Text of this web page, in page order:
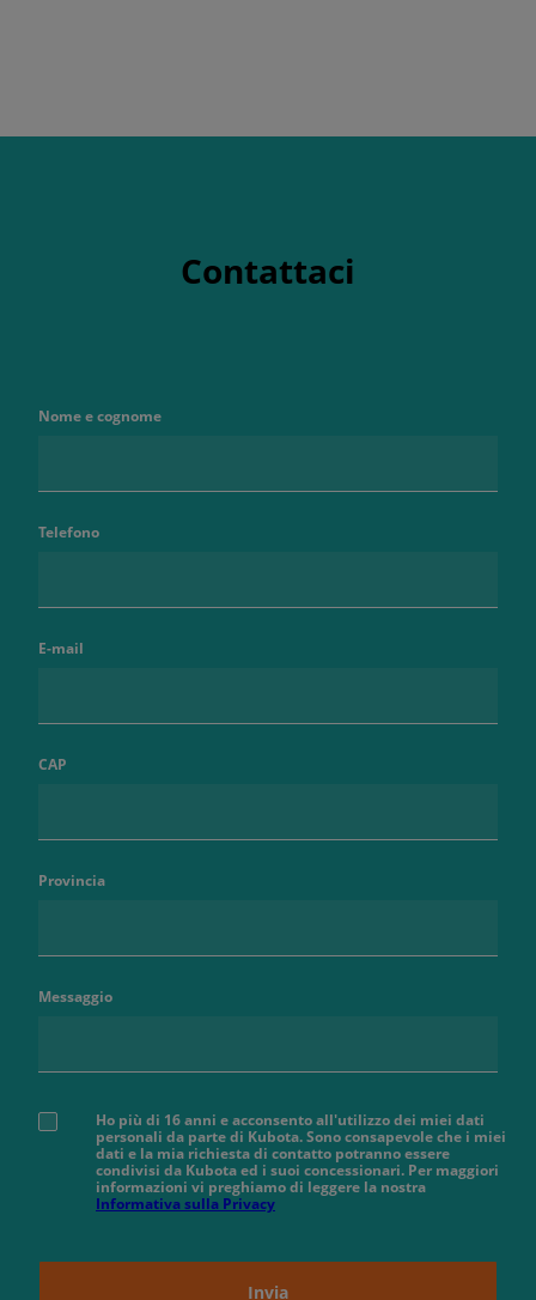
Contattaci
Nome e cognome
Telefono
E-mail
CAP
Provincia
Messaggio
Ho più di 16 anni e acconsento all'utilizzo dei miei dati
personali da parte di Kubota. Sono consapevole che i miei
dati e la mia richiesta di contatto potranno essere
condivisi da Kubota ed i suoi concessionari. Per maggiori
informazioni vi preghiamo di leggere la nostra
Informativa sulla Privacy
Invia